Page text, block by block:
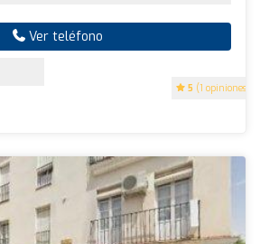
5 (1 opiniones)
Ver teléfono